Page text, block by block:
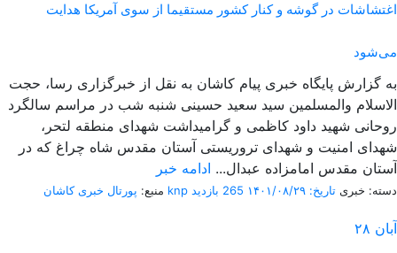
اغتشاشات در گوشه و کنار کشور مستقیما از سوی آمریکا هدایت
می‌شود
به گزارش پایگاه خبری پیام کاشان به نقل از خبرگزاری رسا، حجت
الاسلام والمسلمین سید سعید حسینی شنبه شب در مراسم سالگرد
روحانی شهید داود کاظمی و گرامیداشت شهدای منطقه لتحر،
شهدای امنیت و شهدای تروریستی آستان مقدس شاه چراغ که در
آستان مقدس امامزاده عبدال... ادامه خبر
منبع: پورتال خبری كاشان knp دسته: خبری تاریخ: ۱۴۰۱/۰۸/۲۹ 265 بازدید
۲۸ آبان